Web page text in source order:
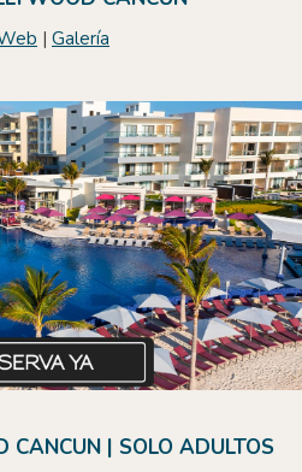
| Galería
CANCUN | SOLO ADULTOS